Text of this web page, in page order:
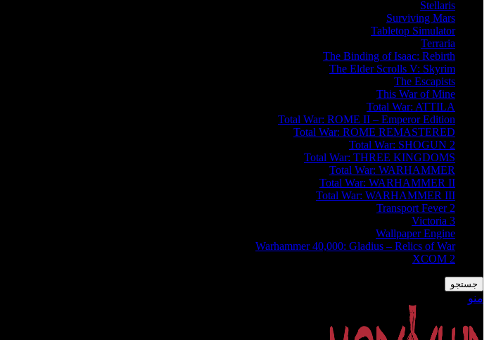
Stellaris
Surviving Mars
Tabletop Simulator
Terraria
The Binding of Isaac: Rebirth
The Elder Scrolls V: Skyrim
The Escapists
This War of Mine
Total War: ATTILA
Total War: ROME II – Emperor Edition
Total War: ROME REMASTERED
Total War: SHOGUN 2
Total War: THREE KINGDOMS
Total War: WARHAMMER
Total War: WARHAMMER II
Total War: WARHAMMER III
Transport Fever 2
Victoria 3
Wallpaper Engine
Warhammer 40,000: Gladius – Relics of War
XCOM 2
جستجو
منو